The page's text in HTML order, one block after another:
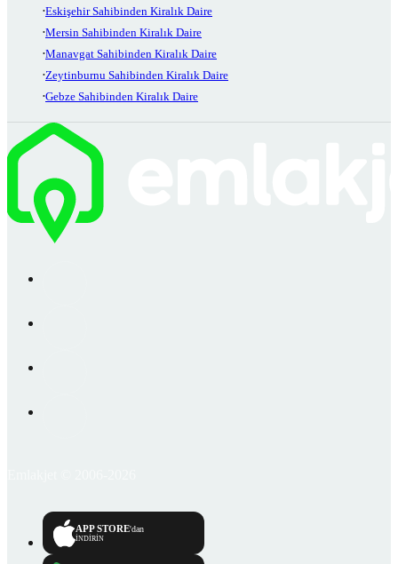
Eskişehir Sahibinden Kiralık Daire
Mersin Sahibinden Kiralık Daire
Manavgat Sahibinden Kiralık Daire
Zeytinburnu Sahibinden Kiralık Daire
Gebze Sahibinden Kiralık Daire
APP STORE'dan
İNDİRİN